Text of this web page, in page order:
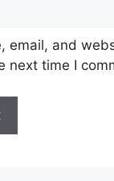
email, and
next time I